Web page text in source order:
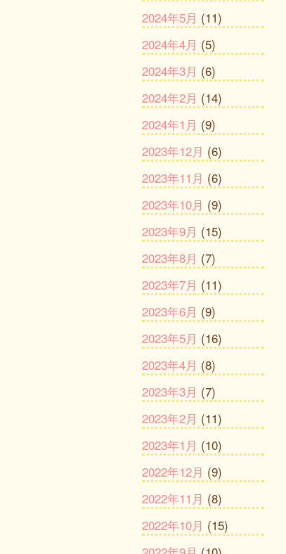
2024年5月 (11)
2024年4月 (5)
2024年3月 (6)
2024年2月 (14)
2024年1月 (9)
2023年12月 (6)
2023年11月 (6)
2023年10月 (9)
2023年9月 (15)
2023年8月 (7)
2023年7月 (11)
2023年6月 (9)
2023年5月 (16)
2023年4月 (8)
2023年3月 (7)
2023年2月 (11)
2023年1月 (10)
2022年12月 (9)
2022年11月 (8)
2022年10月 (15)